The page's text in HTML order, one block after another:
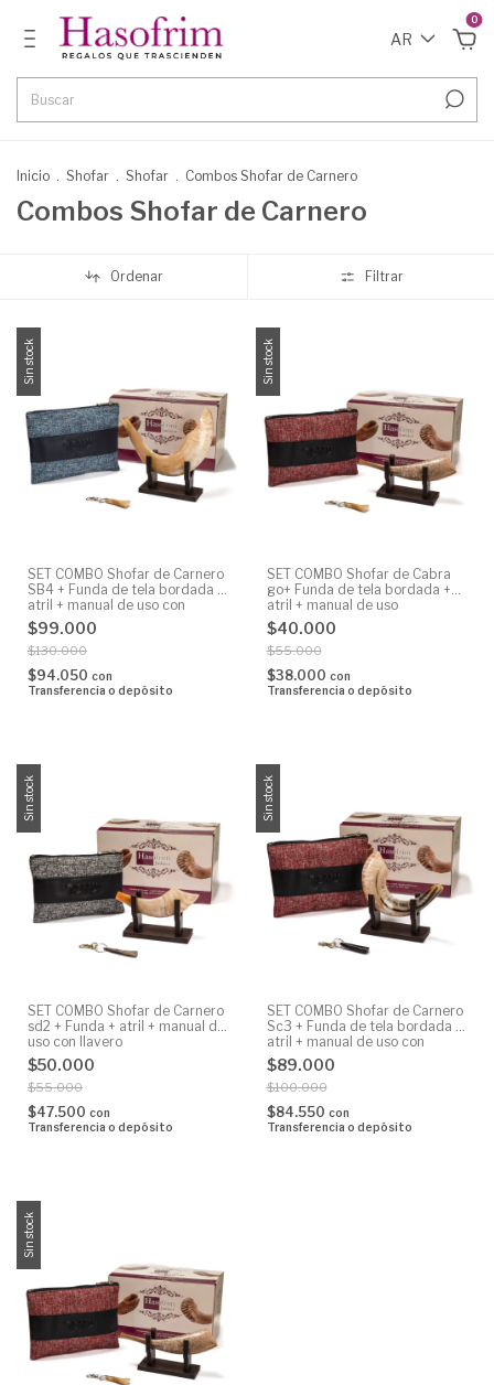
AR
0
Inicio . Shofar . Shofar . Combos Shofar de Carnero
Combos Shofar de Carnero
Ordenar Filtrar
Sin stock
SET COMBO Shofar de Carnero
SB4 + Funda de tela bordada +
atril + manual de uso con
llavero de regalo
$99.000
$130.000
$94.050 con
Transferencia o depósito
Sin stock
SET COMBO Shofar de Cabra
go+ Funda de tela bordada +
atril + manual de uso
$40.000
$55.000
$38.000 con
Transferencia o depósito
Sin stock
SET COMBO Shofar de Carnero
sd2 + Funda + atril + manual de
uso con llavero
$50.000
$55.000
$47.500 con
Transferencia o depósito
Sin stock
SET COMBO Shofar de Carnero
Sc3 + Funda de tela bordada +
atril + manual de uso con
llavero de regalo -
$89.000
$100.000
$84.550 con
Transferencia o depósito
Sin stock